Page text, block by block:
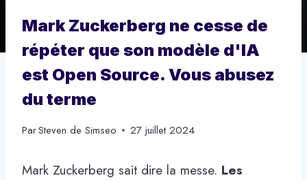
Mark Zuckerberg ne cesse de
répéter que son modèle d'IA
est Open Source. Vous abusez
du terme
ParSteven de Simseo 27 juillet 2024
Mark Zuckerberg sait dire la messe. Les